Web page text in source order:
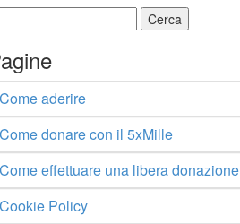
Come aderire
Come donare con il 5xMille
Come effettuare una libera donazione
Cookie Policy